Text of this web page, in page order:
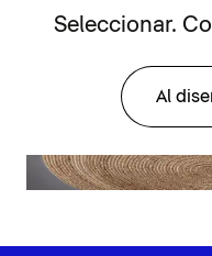
Seleccionar.
Al